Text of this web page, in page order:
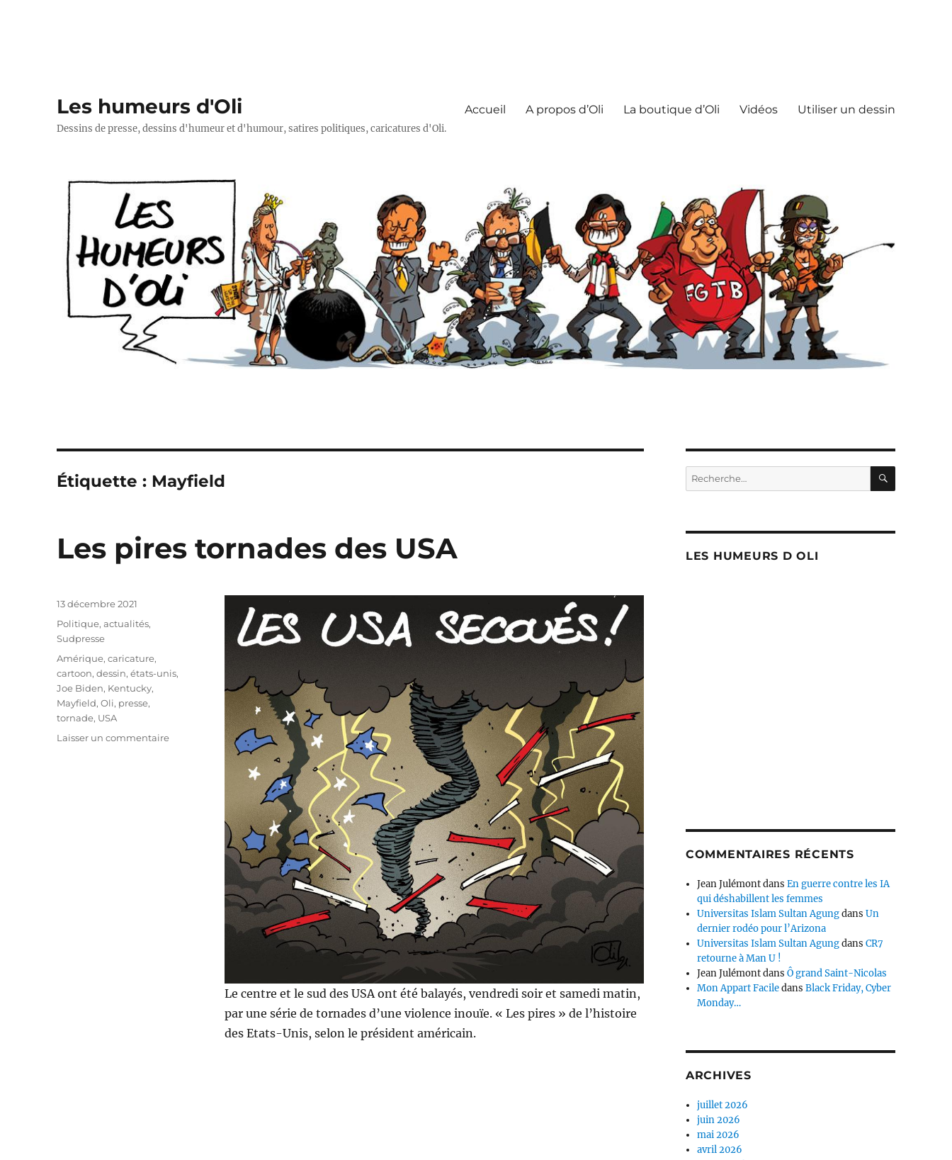
Les humeurs d'Oli
Dessins de presse, dessins d'humeur et d'humour, satires politiques, caricatures d'Oli.
Accueil A propos d’Oli La boutique d’Oli Vidéos Utiliser un dessin
Étiquette : Mayfield
Les pires tornades des USA
Le centre et le sud des USA ont été balayés, vendredi soir et samedi matin,
par une série de tornades d’une violence inouïe. « Les pires » de l’histoire
des Etats-Unis, selon le président américain.
Publié
13 décembre 2021
Catégories
Politique, actualités,
Sudpresse
Étiquettes
Amérique,caricature,
cartoon,dessin,états-unis,
Joe Biden, Kentucky,
Mayfield,Oli, presse,
tornade, USA
Laisser un commentairesur
Recherche
pour :
LES HUMEURS D OLI
COMMENTAIRES RÉCENTS
Jean JulémontdansEn guerre contre les IA
qui déshabillent les femmes
Universitas Islam Sultan AgungdansUn
dernier rodéo pour l’Arizona
Universitas Islam Sultan AgungdansCR7
retourne à Man U !
Jean JulémontdansÔ grand Saint-Nicolas
Mon Appart FaciledansBlack Friday, Cyber
Monday…
ARCHIVES
juillet 2026
juin 2026
mai 2026
avril 2026